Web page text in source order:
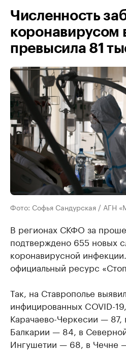
Численность
превысила 81
Фото: Софья Сандурская / АГН
В регионах СКФО за
подтверждено 655 новых
коронавирусной
официальный ресурс
Так, на Ставрополье
инфицированных COVID-
Карачаево-Черкесии — 87,
Балкарии — 84, в
Ингушетии — 68, в Чечне